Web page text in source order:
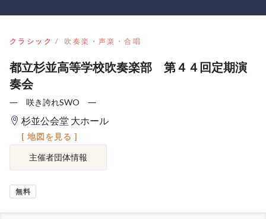
クラシック 吹奏楽・声楽・合唱
都立杉並高等学校吹奏楽部 第４４回定期演
奏会
― 咲き誇れSWO ―
杉並公会堂 大ホール
[ 地図を見る ]
主催者団体情報
無料